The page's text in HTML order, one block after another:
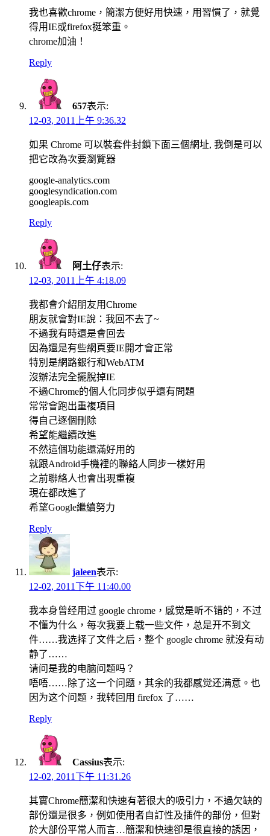
我也喜歡chrome，簡潔方便好用快速，用習慣了，就覺
得用IE或firefox挺笨重。
chrome加油！
Reply
657表示:
12-03, 2011上午 9:36.32
如果 Chrome 可以裝套件封鎖下面三個網址, 我倒是可以
把它改為次要瀏覽器
google-analytics.com
googlesyndication.com
googleapis.com
Reply
阿土仔表示:
12-03, 2011上午 4:18.09
我都會介紹朋友用Chrome
朋友就會對IE說：我回不去了~
不過我有時還是會回去
因為還是有些網頁要IE開才會正常
特別是網路銀行和WebATM
沒辦法完全擺脫掉IE
不過Chrome的個人化同步似乎還有問題
常常會跑出重複項目
得自己逐個刪除
希望能繼續改進
不然這個功能還滿好用的
就跟Android手機裡的聯絡人同步一樣好用
之前聯絡人也會出現重複
現在都改進了
希望Google繼續努力
Reply
jaleen表示:
12-02, 2011下午 11:40.00
我本身曾经用过 google chrome，感觉是听不错的，不过
不懂为什么，每次我要上载一些文件，总是开不到文
件……我选择了文件之后，整个 google chrome 就没有动
静了……
请问是我的电脑问题吗？
唔唔……除了这一个问题，其余的我都感觉还满意。也
因为这个问题，我转回用 firefox 了……
Reply
Cassius表示:
12-02, 2011下午 11:31.26
其實Chrome簡潔和快速有著很大的吸引力，不過欠缺的
部份還是很多，例如使用者自訂性及插件的部份，但對
於大部份平常人而言…簡潔和快速卻是很直接的誘因，